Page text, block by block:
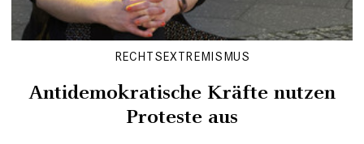
RECHTSEXTREMISMUS
Antidemokratische Kräfte nutzen
Proteste aus